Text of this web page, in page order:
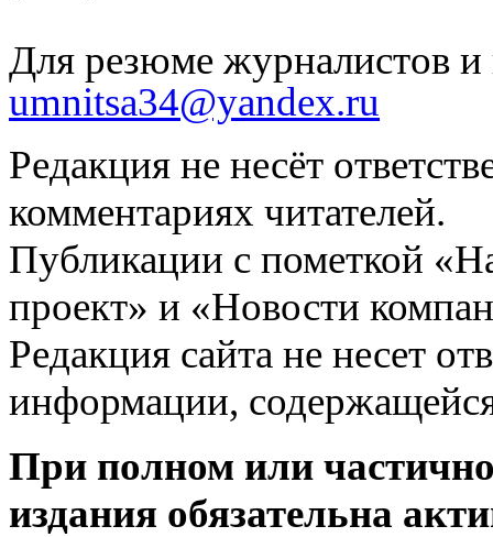
Для резюме журналистов и
umnitsa34@yandex.ru
Редакция не несёт
комментариях читателей.
Публикации с пометкой
проект» и «Новости
Редакция сайта не несет
информации,
При полном или
издания обязательна